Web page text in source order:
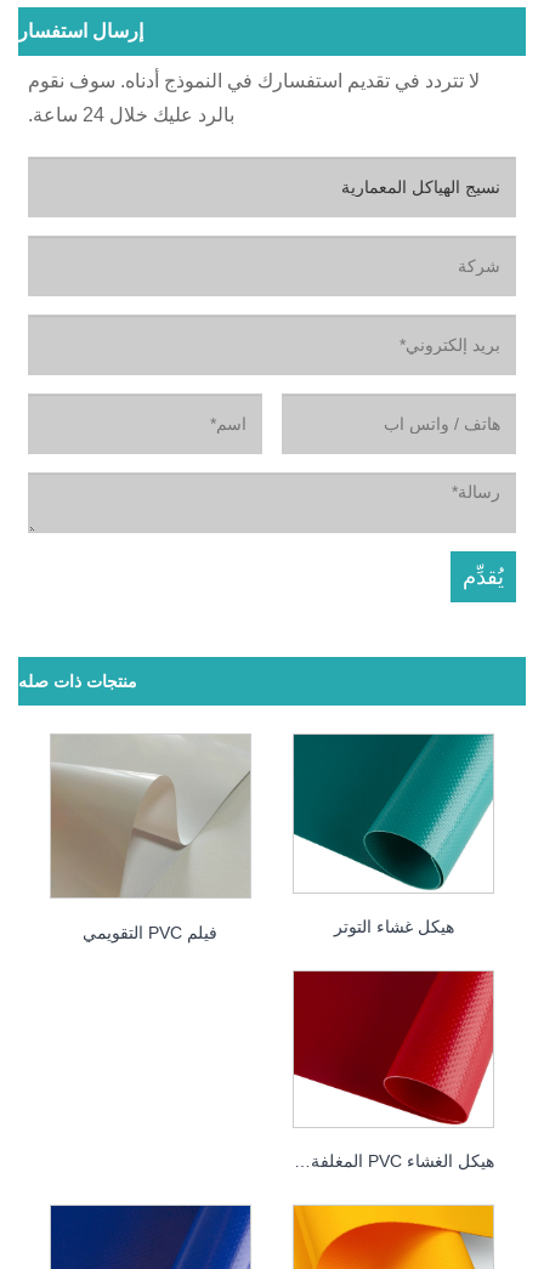
إرسال استفسار
لا تتردد في تقديم استفسارك في النموذج أدناه. سوف نقوم
بالرد عليك خلال 24 ساعة.
منتجات ذات صله
فيلم PVC التقويمي هيكل غشاء التوتر